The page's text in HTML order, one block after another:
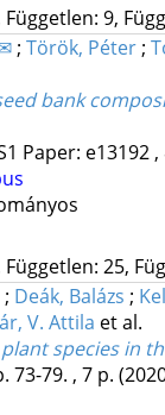
9,
; Török, Péter;
bank
Paper: e13192
25,
; Deák, Balázs ;
V. Attila et al.
species in
73-79. , 7 p.